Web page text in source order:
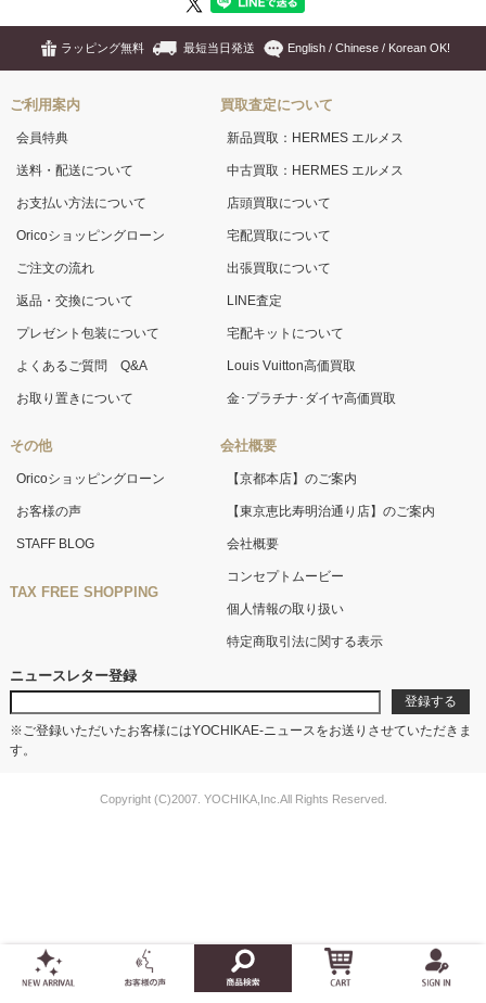
ラッピング無料 最短当日発送 English / Chinese / Korean OK!
ご利用案内
会員特典
送料・配送について
お支払い方法について
Oricoショッピングローン
ご注文の流れ
返品・交換について
プレゼント包装について
よくあるご質問 Q&A
お取り置きについて
その他
Oricoショッピングローン
お客様の声
STAFF BLOG
TAX FREE SHOPPING
買取査定について
新品買取：HERMES エルメス
中古買取：HERMES エルメス
店頭買取について
宅配買取について
出張買取について
LINE査定
宅配キットについて
Louis Vuitton高価買取
金･プラチナ･ダイヤ高価買取
会社概要
【京都本店】のご案内
【東京恵比寿明治通り店】のご案内
会社概要
コンセプトムービー
個人情報の取り扱い
特定商取引法に関する表示
ニュースレター登録
※ご登録いただいたお客様にはYOCHIKAE-ニュースをお送りさせていただきま
す。
Copyright (C)2007. YOCHIKA,Inc.All Rights Reserved.